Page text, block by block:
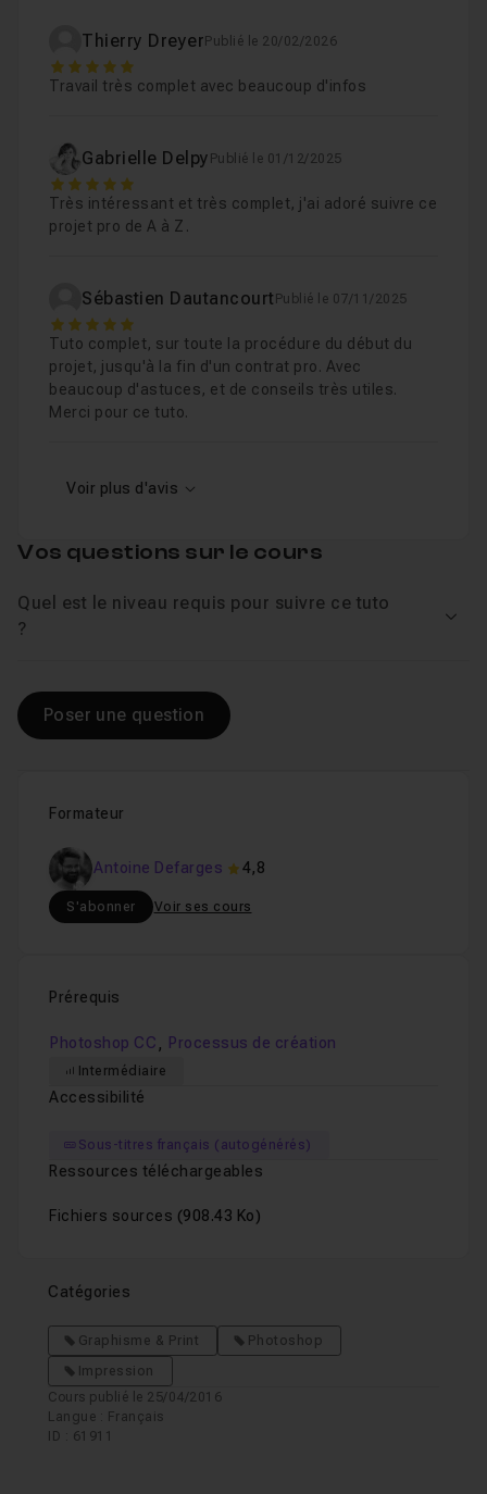
Chapitre 7 : Création de la version vinyle
Chapitre 9 : Générer les fichiers d'impression
Chapitre 11 : Envois et transactions 09m39
Chapitre 12 : Et après?
Thierry Dreyer Publié le 20/02/2026
5
Travail très complet avec beaucoup d'infos
Gabrielle Delpy Publié le 01/12/2025
5
Très intéressant et très complet, j'ai adoré suivre ce
projet pro de A à Z.
Sébastien Dautancourt Publié le 07/11/2025
5
Tuto complet, sur toute la procédure du début du
projet, jusqu'à la fin d'un contrat pro. Avec
beaucoup d'astuces, et de conseils très utiles.
Merci pour ce tuto.
Voir plus d'avis
Formateur
Antoine Defarges 4,8
S'abonner Voir ses cours
Prérequis
Photoshop CC , Processus de création
Intermédiaire
Accessibilité
Sous-titres français (autogénérés)
Ressources téléchargeables
Fichiers sources (908.43 Ko)
Catégories
Graphisme & Print
Photoshop
Impression
Cours publié le 25/04/2016
Langue : Français
ID : 61911
Vos questions sur le cours
Quel est le niveau requis pour suivre ce tuto
?
Poser une question